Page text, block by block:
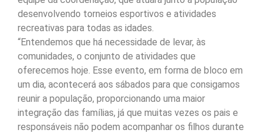
desenvolvendo torneios esportivos e atividades
recreativas para todas as idades.
“Entendemos que há necessidade de levar, às
comunidades, o conjunto de atividades que
oferecemos hoje. Esse evento, em forma de bloco em
um dia, acontecerá aos sábados para que consigamos
reunir a população, proporcionando uma maior
integração das famílias, já que muitas vezes os pais e
responsáveis não podem acompanhar os filhos durante